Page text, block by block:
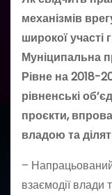
механізмів
широкої участі
Муніципальна
Рівне на 2018-
рівненські
проєкти,
владою та
–
взаємодії влади